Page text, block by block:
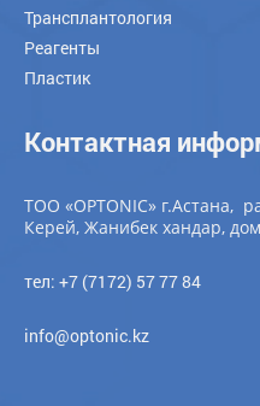
Трансплантология
Реагенты
Пластик
Контактная
ТОО «OPTONIC» г.Астана,
Керей, Жанибек хандар,
тел: +7 (7172) 57 77 84
info@optonic.kz